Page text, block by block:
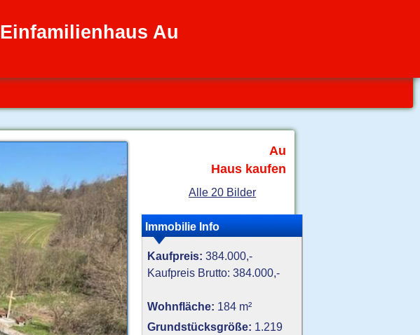
Einfamilienhaus Au
Au
Haus kaufen
Alle 20 Bilder
Immobilie Info
Kaufpreis: 384.000,-
Kaufpreis Brutto: 384.000,-
Wohnfläche: 184 m²
Grundstücksgröße: 1.219